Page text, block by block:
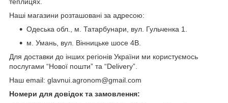
Наші магазини розташовані за адресою:
Одеська обл., м. Татарбунари, вул. Гульченка 1.
м. Умань, вул. Вінницьке шосе 4В.
Для доставки до інших регіонів України ми користуємось
послугами “Нової пошти” та “Delivery”.
Наш email: glavnui.agronom@gmail.com
Номери для довідок та замовлення: